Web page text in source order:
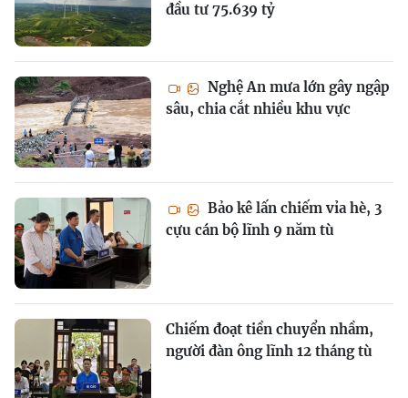
đầu tư 75.639 tỷ
Nghệ An mưa lớn gây ngập
sâu, chia cắt nhiều khu vực
Bảo kê lấn chiếm vỉa hè, 3
cựu cán bộ lĩnh 9 năm tù
Chiếm đoạt tiền chuyển nhầm,
người đàn ông lĩnh 12 tháng tù